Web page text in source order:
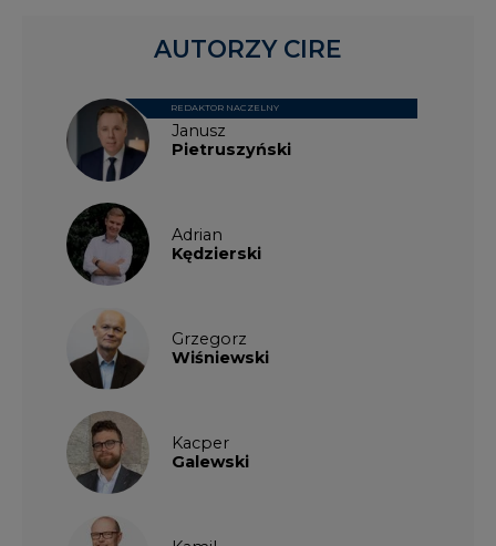
Janusz
Pietruszyński
REDAKTOR NACZELNY
Adrian
Kędzierski
Grzegorz
Wiśniewski
Kacper
Galewski
AUTORZY CIRE